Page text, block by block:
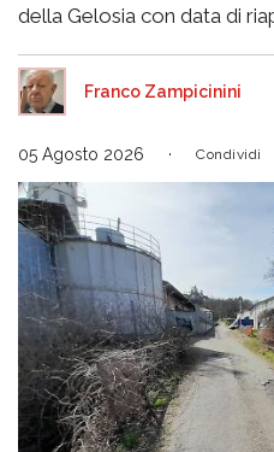
della Gelosia con data di
Franco Zampicinini
05 Agosto 2026 Condividi